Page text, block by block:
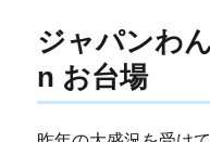
ジャパンわ
n お台場